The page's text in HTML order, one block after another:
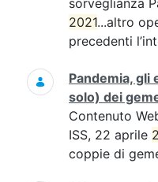
sorveglianza
2021...altro
precedenti
Pandemia, gli
solo) dei
Contenuto
ISS, 22 aprile
coppie di